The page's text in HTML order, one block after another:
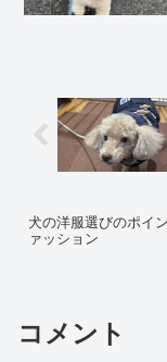
犬の洋服選びのポイ
ァッション
コメント